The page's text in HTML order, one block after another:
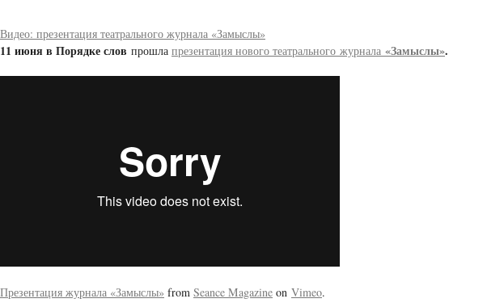
Видео: презентация театрального журнала «Замыслы»
11 июня в Порядке слов прошла презентация нового театрального журнала «Замыслы».
Презентация журнала «Замыслы» from Seance Magazine on Vimeo.